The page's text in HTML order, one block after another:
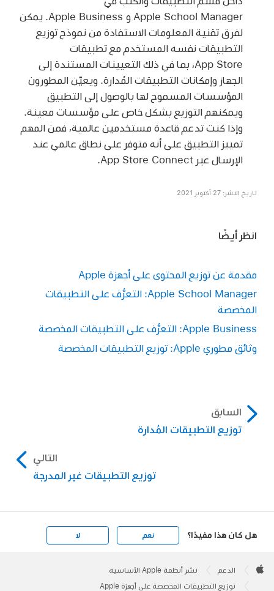
Apple School Manager و Apple Business. يمكن
لفرق تقنية المعلومات الاستفادة من نموذج توزيع
التطبيقات نفسه المستخدم مع تطبيقات
App Store، بما في ذلك التعيينات المستندة إلى
الجهاز وإمكانات التطبيقات المُدارة. ويعيّن المطورون
المؤسسات المسموح لها بالوصول إلى التطبيق
ويمكنهم التوزيع بشكل خاص على مؤسسات معينة.
وإذا كنت تدعم قاعدة مستخدمين عالمية، فمن المهم
تمييز التطبيق على أنه متوفر على نطاق عالمي عند
الإرسال عبر App Store Connect.
تاريخ النشر: 27 أكتوبر 2021
انظر أيضًا
مقدمة عن توزيع المحتوى على أجهزة Apple
Apple School Manager: التعرُّف على التطبيقات
المخصصة
Apple Business: التعرُّف على التطبيقات المخصصة
وثائق مطوري Apple: توزيع التطبيقات المخصصة
السابق
توزيع التطبيقات المُدارة
التالي
توزيع التطبيقات غير المدرجة
هل كان هذا مفيدًا؟ نعم لا
Footer

الدعم نشر أنظمة Apple الأساسية
توزيع التطبيقات المخصصة على أجهزة Apple